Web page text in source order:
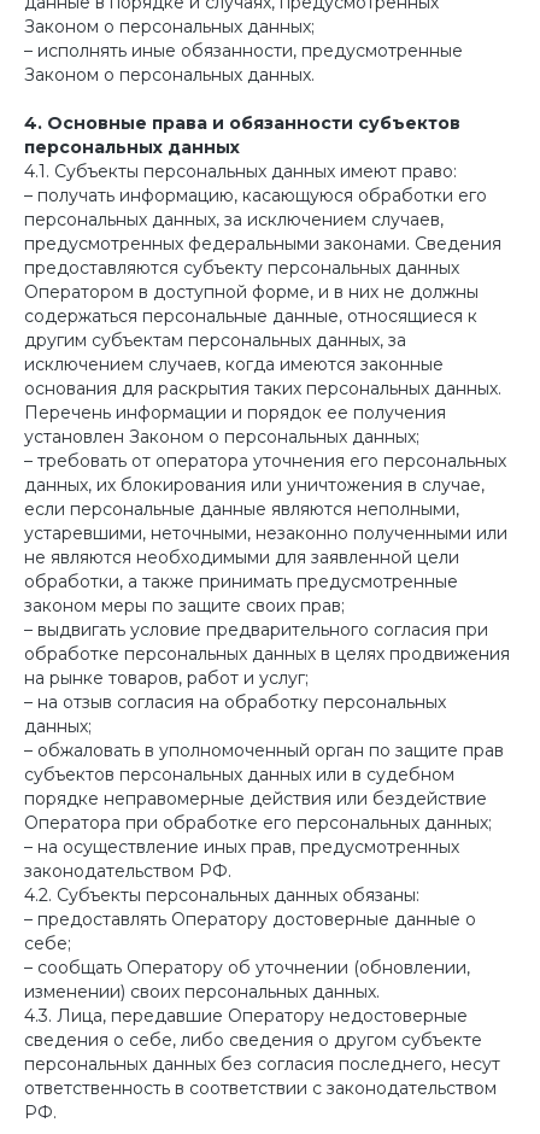
Законом о персональных данных;
– исполнять иные обязанности, предусмотренные
Законом о персональных данных.
4. Основные права и обязанности субъектов
персональных данных
4.1. Субъекты персональных данных имеют право:
– получать информацию, касающуюся обработки его
персональных данных, за исключением случаев,
предусмотренных федеральными законами. Сведения
предоставляются субъекту персональных данных
Оператором в доступной форме, и в них не должны
содержаться персональные данные, относящиеся к
другим субъектам персональных данных, за
исключением случаев, когда имеются законные
основания для раскрытия таких персональных данных.
Перечень информации и порядок ее получения
установлен Законом о персональных данных;
– требовать от оператора уточнения его персональных
данных, их блокирования или уничтожения в случае,
если персональные данные являются неполными,
устаревшими, неточными, незаконно полученными или
не являются необходимыми для заявленной цели
обработки, а также принимать предусмотренные
законом меры по защите своих прав;
– выдвигать условие предварительного согласия при
обработке персональных данных в целях продвижения
на рынке товаров, работ и услуг;
– на отзыв согласия на обработку персональных
данных;
– обжаловать в уполномоченный орган по защите прав
субъектов персональных данных или в судебном
порядке неправомерные действия или бездействие
Оператора при обработке его персональных данных;
– на осуществление иных прав, предусмотренных
законодательством РФ.
4.2. Субъекты персональных данных обязаны:
– предоставлять Оператору достоверные данные о
себе;
– сообщать Оператору об уточнении (обновлении,
изменении) своих персональных данных.
4.3. Лица, передавшие Оператору недостоверные
сведения о себе, либо сведения о другом субъекте
персональных данных без согласия последнего, несут
ответственность в соответствии с законодательством
РФ.